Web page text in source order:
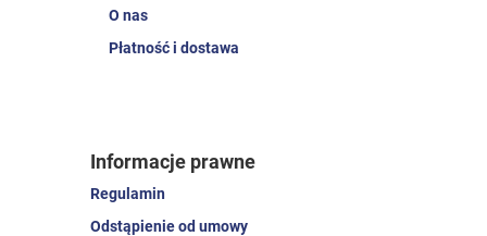
O nas
Płatność i dostawa
Informacje prawne
Regulamin
Odstąpienie od umowy